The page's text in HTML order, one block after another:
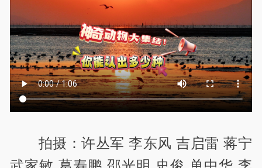
拍摄：许丛军 李东风 吉启雷 蒋宁